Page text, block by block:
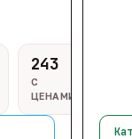
243
С
ЦЕНАМИ